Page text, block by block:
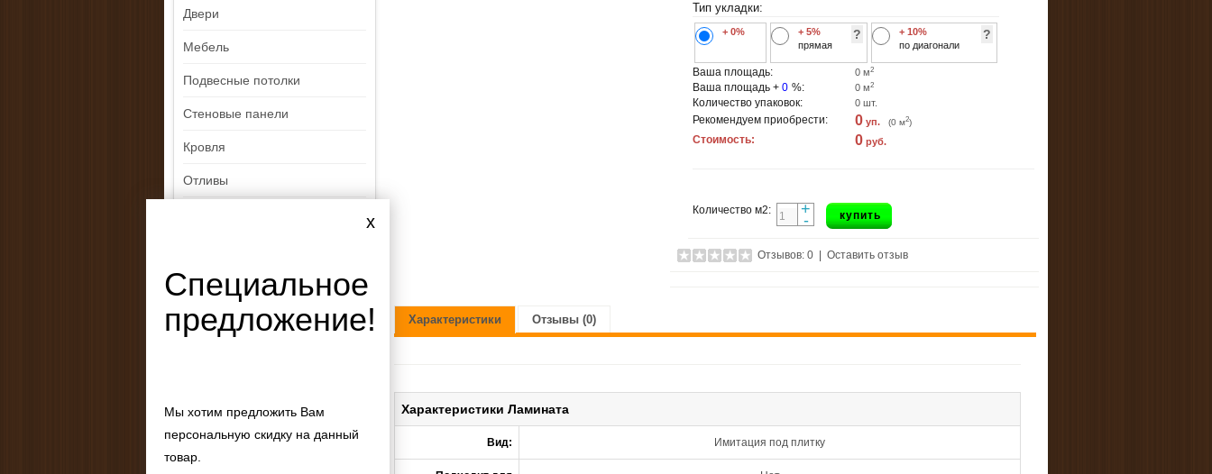
Двери
Мебель
Подвесные потолки
Стеновые панели
Кровля
Отливы
Тип укладки:
+ 0%
+ 5%
прямая
?
+ 10%
по диагонали
?
Ваша площадь: 0 м2
Ваша площадь +0 %: 0 м2
Количество упаковок: 0 шт.
Рекомендуем приобрести: 0 уп. (0 м2)
Стоимость: 0 руб.
Количество м2: +
- купить
Отзывов: 0 |Оставить отзыв
Характеристики Отзывы (0)
Характеристики Ламината
Вид: Имитация под плитку
x
Специальное
предложение!
Мы хотим предложить Вам
персональную скидку на данный
товар.